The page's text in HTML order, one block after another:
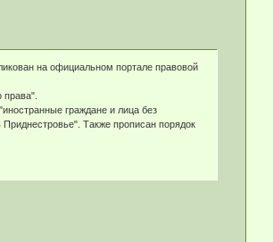
на официальном портале правовой
граждане и лица без
Также прописан порядок